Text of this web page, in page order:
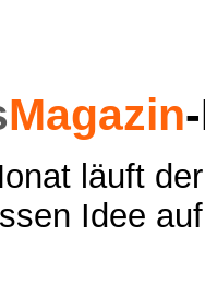
Magazin
läuft
Idee